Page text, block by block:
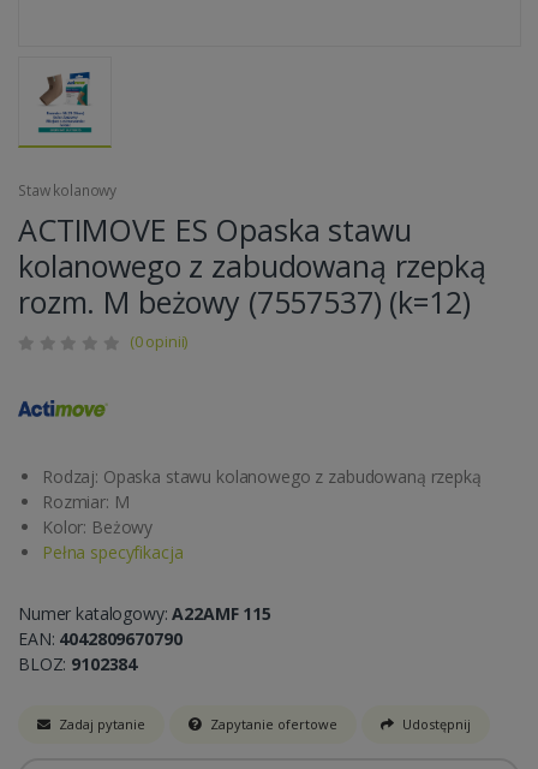
Staw kolanowy
ACTIMOVE ES Opaska stawu
kolanowego z zabudowaną rzepką
rozm. M beżowy (7557537) (k=12)
(0 opinii)
Rodzaj: Opaska stawu kolanowego z zabudowaną rzepką
Rozmiar: M
Kolor: Beżowy
Pełna specyfikacja
Numer katalogowy:A22AMF 115
EAN: 4042809670790
BLOZ: 9102384
Zadaj pytanie Zapytanie ofertowe Udostępnij